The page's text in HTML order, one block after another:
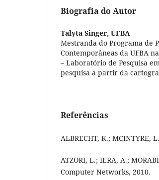
Biografia do Autor
Talyta Singer, UFBA
Mestranda do Programa de
Contemporâneas da UFBA
– Laboratório de Pesquisa
pesquisa a partir da
Referências
ALBRECHT, K.; MCINTYRE,
ATZORI, L.; IERA, A.;
Computer Networks, 2010.